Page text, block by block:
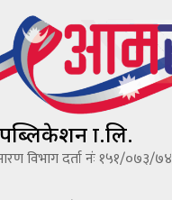
प्रा.लि.
विभाग दर्ता नंः १५१/०७३/७४